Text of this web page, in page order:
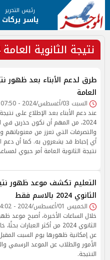
رئيس التحرير
ياسر بركات
نتيجة الثانوية العامة 2024 بالاسم
طرق لدعم الأبناء بعد ظهور
العامة
السبت 03/أغسطس/2024 - 07:50 م
عند دعم الأبناء بعد الإطلاع على نتيجة
2024، من المهم أن نكون حذرين في
والتصرفات التي تعزز من معنوياتهم
أي إحباط قد يشعرون به. كما أن دعم
نتيجة الثانوية العامة أمر حيوي
التعليم تكشف موعد ظهور
الثانوي 2024 بالاسم فقط
الخميس 01/أغسطس/2024 - 04:02 م
خلال الساعات الأخيرة، أصبح موعد
الثانوي 2024 من أكثر العبارات
عن إمكانية ظهورها يوم السبت
الأمور والطلاب عن الموعد الرسمي
النتيجة.